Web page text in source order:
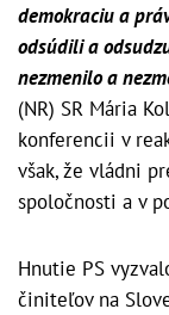
demokraciu a
odsúdili a
nezmenilo a
(NR) SR Mária
konferencii v
však, že vládni
spoločnosti a v
Hnutie PS
činiteľov na